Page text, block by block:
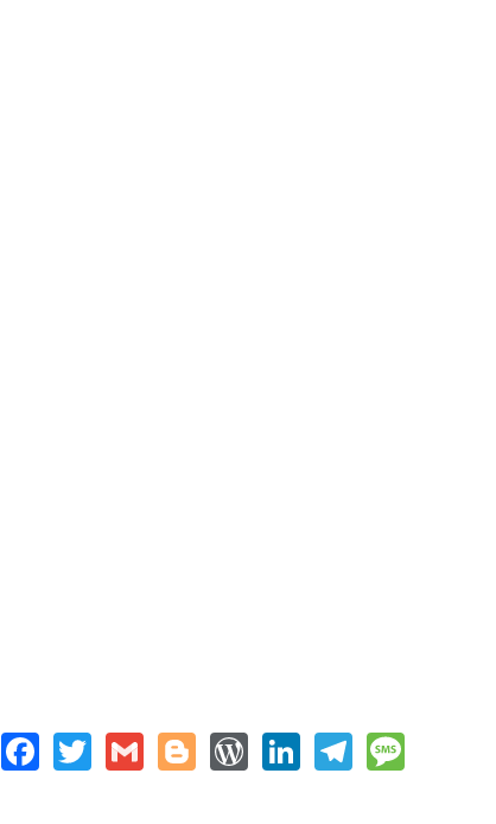
WhatsApp
Facebook
Twitter
GmailBlogger
WordPress
LinkedIn
Telegram